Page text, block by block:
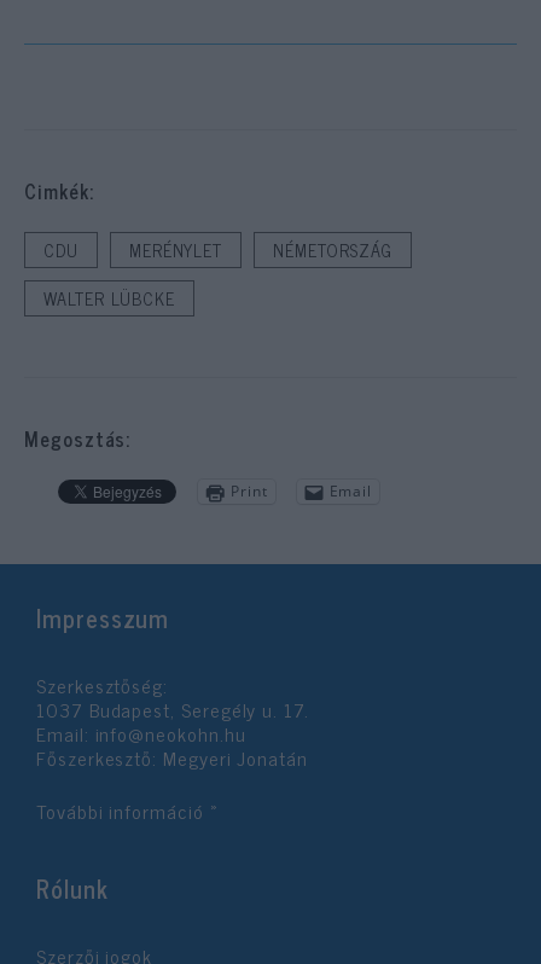
Cimkék:
CDU MERÉNYLET
NÉMETORSZÁG
WALTER LÜBCKE
Megosztás:
Print Email
Impresszum
Szerkesztőség:
1037 Budapest, Seregély u. 17.
Email: info@neokohn.hu
Főszerkesztő: Megyeri Jonatán
További információ »
Rólunk
Szerzői jogok